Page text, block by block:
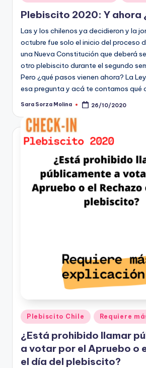
en
Plebiscito 2020: Y ahora
Las y los chilenos ya decidieron y la
octubre fue solo el inicio del proceso
una Nueva Constitución que deberá
otro plebiscito durante el segundo
Pero ¿qué pasos vienen ahora? La
esa pregunta y acá te contamos qué
Publicado
Sara Sorza Molina 26/10/2020
Publicado
en
Plebiscito Chile Requiere
¿Está prohibido llamar
a votar por el Apruebo o
el día del plebiscito?